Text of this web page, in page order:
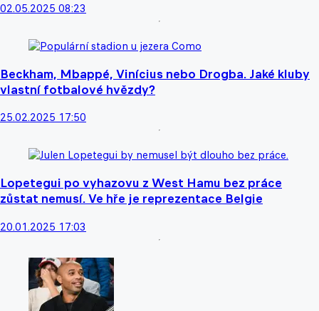
02.05.2025 08:23
Beckham, Mbappé, Vinícius nebo Drogba. Jaké kluby
vlastní fotbalové hvězdy?
25.02.2025 17:50
Lopetegui po vyhazovu z West Hamu bez práce
zůstat nemusí. Ve hře je reprezentace Belgie
20.01.2025 17:03